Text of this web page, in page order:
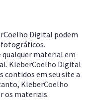
Digital podem
material em
KleberCoelho Digital
contidos em seu site a
KleberCoelho
os materiais.